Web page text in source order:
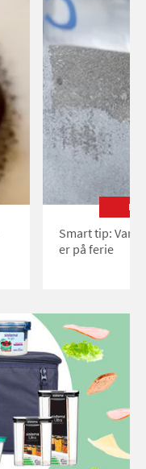
Smart tip:
er på ferie